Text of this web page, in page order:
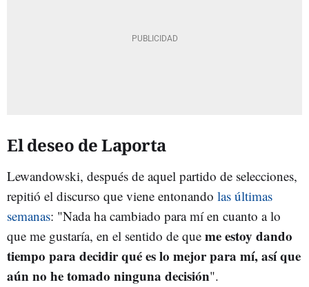
El deseo de Laporta
Lewandowski, después de aquel partido de selecciones,
repitió el discurso que viene entonando las últimas
semanas: "Nada ha cambiado para mí en cuanto a lo
que me gustaría, en el sentido de que me estoy dando
tiempo para decidir qué es lo mejor para mí, así que
aún no he tomado ninguna decisión".